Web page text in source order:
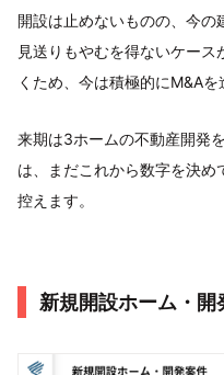
開設は止めないものの、今の
見送りもやむを得ないケー
くため、今は積極的にM&Aを
来期は3ホームの不動産開発
は、まだこれから数字を決
控えます。
新規開設ホーム・開